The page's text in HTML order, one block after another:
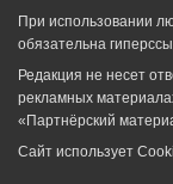
При использовании
обязательна
Редакция не несет
рекламных
«Партнёрский
Сайт использует